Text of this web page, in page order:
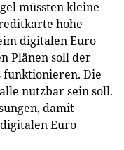
müssten kleine
hohe
digitalen Euro
Plänen soll der
Die
nutzbar sein soll.
damit
Euro